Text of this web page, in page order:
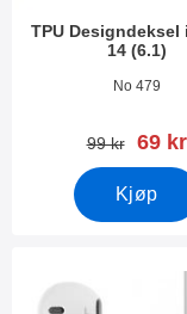
TPU Designdeksel
14 (6.1)
Varenummer 45025
No 479
gammel pris
99 kr ny
69 kr
Kjøp
Merk hoco